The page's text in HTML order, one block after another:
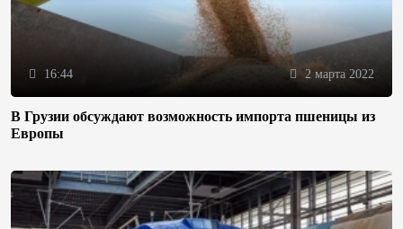
16:44 2 марта 2022
В Грузии обсуждают возможность импорта пшеницы из
Европы